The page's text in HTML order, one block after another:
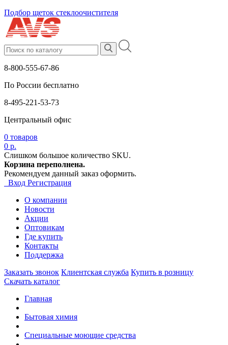
Подбор щеток стеклоочистителя
8-800-555-67-86
По России бесплатно
8-495-221-53-73
Центральный офис
0 товаров
0 р.
Слишком большое количество SKU.
Корзина переполнена.
Рекомендуем данный заказ оформить.
Вход Регистрация
О компании
Новости
Акции
Оптовикам
Где купить
Контакты
Поддержка
Заказать звонок Клиентская служба Купить в розницу
Скачать каталог
Главная
Бытовая химия
Специальные моющие средства